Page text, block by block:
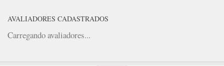
AVALIADORES CADASTRADOS
Carregando avaliadores...